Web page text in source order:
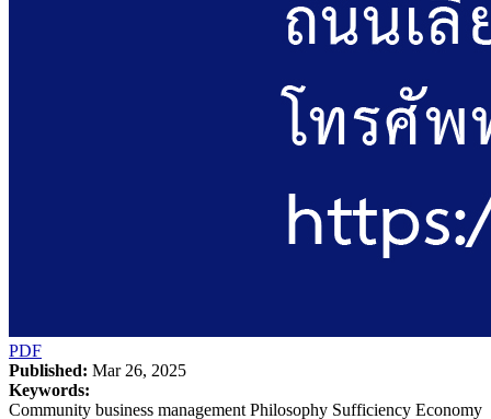
PDF
Published: Mar 26, 2025
Keywords:
Community business management Philosophy Sufficiency Economy